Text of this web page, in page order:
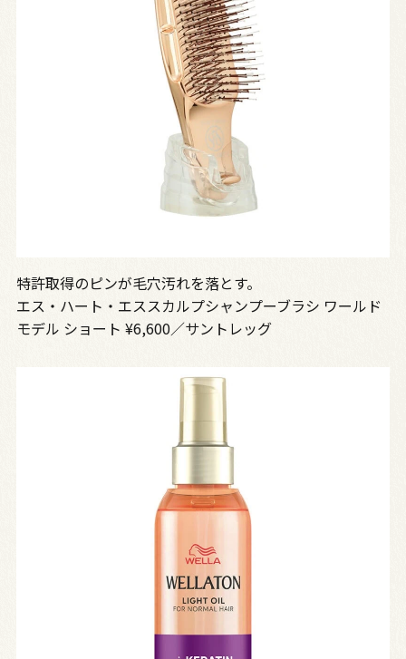
特許取得のピンが毛穴汚れを落とす。
エス・ハート・エススカルプシャンプーブラシ ワールド
モデル ショート ¥6,600／サントレッグ